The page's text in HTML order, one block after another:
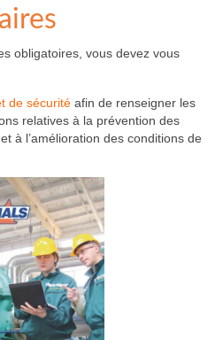
obligatoires, vous devez vous
de sécurité afin de renseigner les
relatives à la prévention des
à l’amélioration des conditions de